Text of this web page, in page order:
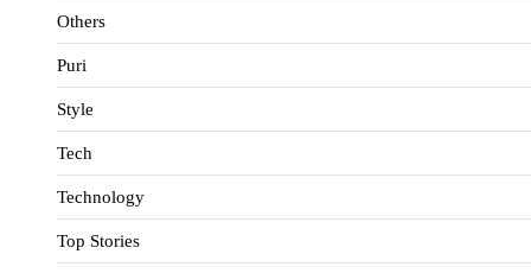
Others
Puri
Style
Tech
Technology
Top Stories